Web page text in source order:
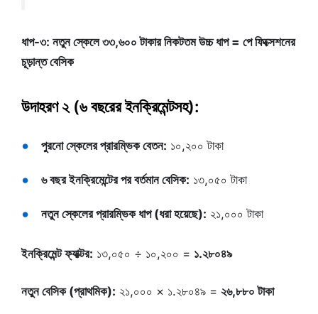
ধাপ-৩: নতুন স্কেলে ৩৩,৬০০ টাকার নিকটতম উচ্চ ধাপ = পে ফিক্সেশনের
চূড়ান্ত বেসিক
উদাহরণ ২ (৬ বছরের ইনক্রিমেন্টসহ):
পুরনো স্কেলের প্রারম্ভিক বেতন: ১০,২০০ টাকা
৬ বছর ইনক্রিমেন্টের পর বর্তমান বেসিক: ১৩,০৫০ টাকা
নতুন স্কেলের প্রারম্ভিক ধাপ (ধরা হয়েছে): ২১,০০০ টাকা
ইনক্রিমেন্ট ফ্যাক্টর: ১৩,০৫০ ÷ ১০,২০০ = ১.২৮০৪৯
নতুন বেসিক (প্রাথমিক): ২১,০০০ × ১.২৮০৪৯ = ২৬,৮৮০ টাকা